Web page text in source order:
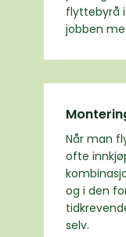
flyttebyrå
jobben
Når man
ofte
og i den
selv.